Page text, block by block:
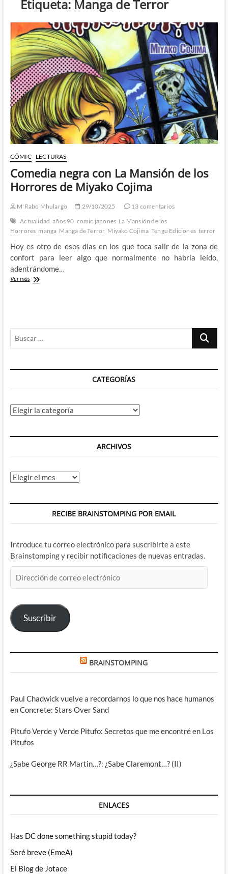
Etiqueta: Manga de Terror
CÓMIC LECTURAS
Comedia negra con La Mansión de los
Horrores de Miyako Cojima
M'Rabo Mhulargo 29/10/2025
13 comentarios
Actualidad años 90 comic japones La Mansión de los
Horrores manga Manga de Terror Miyako Cojima Tengu Ediciones terror
Hoy es otro de esos días en los que toca salir de la zona de
confort para leer algo que normalmente no habría leído,
adentrándome…
Ver másComedia
Horrores
Cojima
Buscar
CATEGORÍAS
Categorías
ARCHIVOS
Archivos
RECIBE BRAINSTOMPING POR EMAIL
Introduce tu correo electrónico para suscribirte a este
Brainstomping y recibir notificaciones de nuevas entradas.
de
electrónico
Suscribir
BRAINSTOMPING
Paul Chadwick vuelve a recordarnos lo que nos hace humanos
en Concrete: Stars Over Sand
Pitufo Verde y Verde Pitufo: Secretos que me encontré en Los
Pitufos
¿Sabe George RR Martin…?: ¿Sabe Claremont…? (II)
ENLACES
Has DC done something stupid today?
Seré breve (EmeA)
El Blog de Jotace